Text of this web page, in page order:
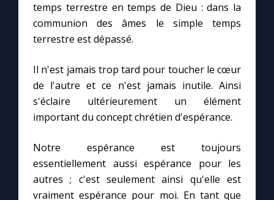
temps terrestre en temps de Dieu : dans la
communion des âmes le simple temps
terrestre est dépassé.
Il n'est jamais trop tard pour toucher le cœur
de l'autre et ce n'est jamais inutile. Ainsi
s'éclaire ultérieurement un élément
important du concept chrétien d'espérance.
Notre espérance est toujours
essentiellement aussi espérance pour les
autres ; c'est seulement ainsi qu'elle est
vraiment espérance pour moi. En tant que